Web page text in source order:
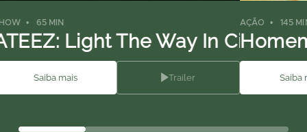
65 MIN
Light The Way In Cinemas
Saiba mais Trailer
AÇÃO 145
Saiba